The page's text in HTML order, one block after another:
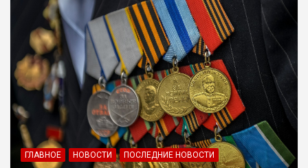
ГЛАВНОЕ НОВОСТИ ПОСЛЕДНИЕ НОВОСТИ